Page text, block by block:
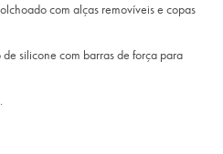
com alças removíveis e copas
silicone com barras de força para